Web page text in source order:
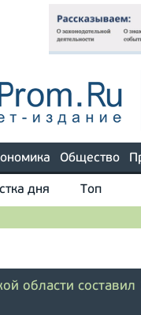
Общество
дня Топ
области